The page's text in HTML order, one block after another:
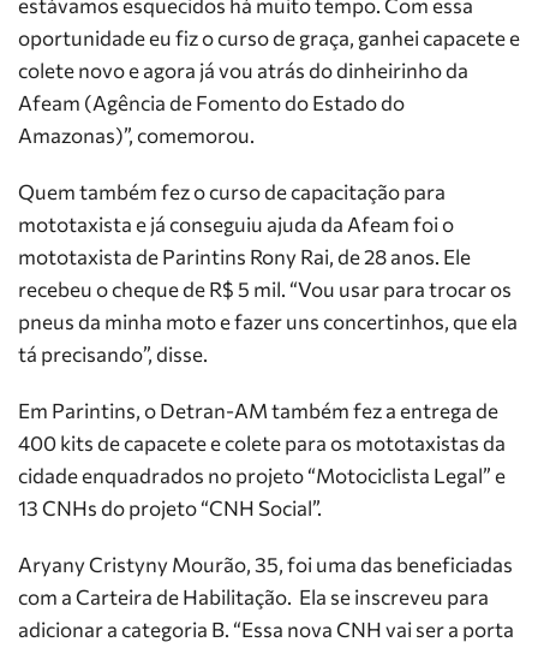
estávamos esquecidos há muito tempo. Com essa
oportunidade eu fiz o curso de graça, ganhei capacete e
colete novo e agora já vou atrás do dinheirinho da
Afeam (Agência de Fomento do Estado do
Amazonas)”, comemorou.
Quem também fez o curso de capacitação para
mototaxista e já conseguiu ajuda da Afeam foi o
mototaxista de Parintins Rony Rai, de 28 anos. Ele
recebeu o cheque de R$ 5 mil. “Vou usar para trocar os
pneus da minha moto e fazer uns concertinhos, que ela
tá precisando”, disse.
Em Parintins, o Detran-AM também fez a entrega de
400 kits de capacete e colete para os mototaxistas da
cidade enquadrados no projeto “Motociclista Legal” e
13 CNHs do projeto “CNH Social”.
Aryany Cristyny Mourão, 35, foi uma das beneficiadas
com a Carteira de Habilitação. Ela se inscreveu para
adicionar a categoria B. “Essa nova CNH vai ser a porta